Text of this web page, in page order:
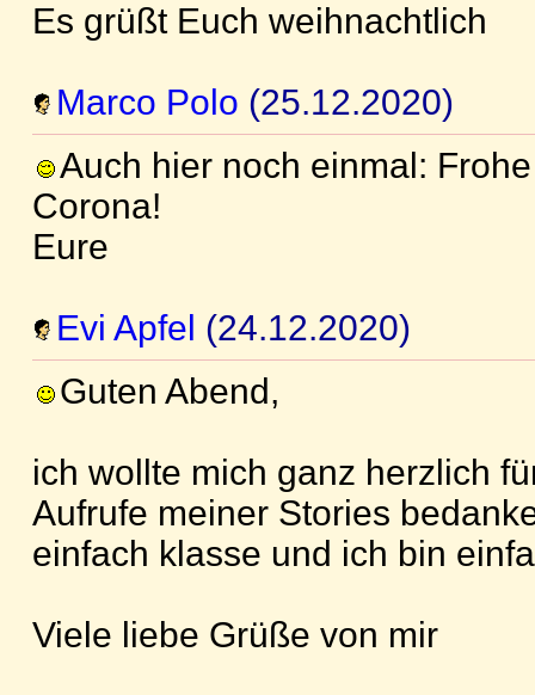
Es grüßt Euch weihnachtlich
Marco Polo (25.12.2020)
Auch hier noch einmal:
Corona!
Eure
Evi Apfel (24.12.2020)
Guten Abend,
ich wollte mich ganz herzlich
Aufrufe meiner Stories
einfach klasse und ich bin
Viele liebe Grüße von mir